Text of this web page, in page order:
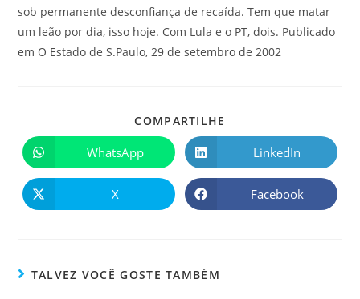
sob permanente desconfiança de recaída. Tem que matar
um leão por dia, isso hoje. Com Lula e o PT, dois. Publicado
em O Estado de S.Paulo, 29 de setembro de 2002
COMPARTILHE
WhatsApp LinkedIn
X Facebook
TALVEZ VOCÊ GOSTE TAMBÉM